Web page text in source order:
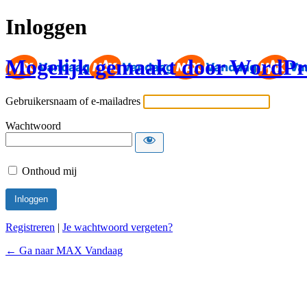
Inloggen
Mogelijk gemaakt door
Gebruikersnaam of e-mailadres
Wachtwoord
Onthoud mij
Registreren | Je wachtwoord vergeten?
← Ga naar MAX Vandaag